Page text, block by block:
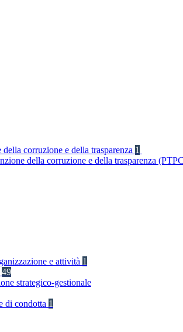
corruzione e della trasparenza 1
della corruzione e della trasparenza
e attività 1
49
strategico-gestionale
di condotta 1